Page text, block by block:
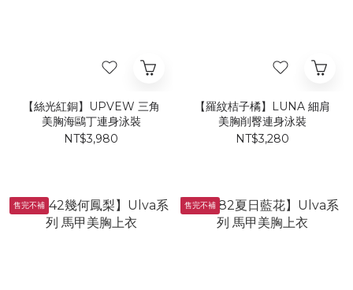
【絲光紅銅】UPVEW 三角
美胸海鷗丁連身泳裝
NT$3,980
【羅紋桔子橘】LUNA 細肩
美胸削臀連身泳裝
NT$3,280
售完不補 售完不補